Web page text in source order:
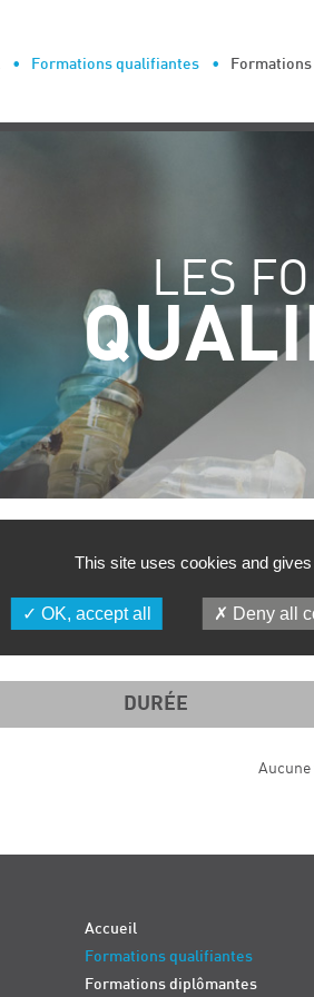
Formations qualifiantes
LES
PÉRIODE
DURÉE
Aucune
Accueil
Formations qualifiantes
Formations diplômantes
This site uses cookies and
OK, accept all Deny all